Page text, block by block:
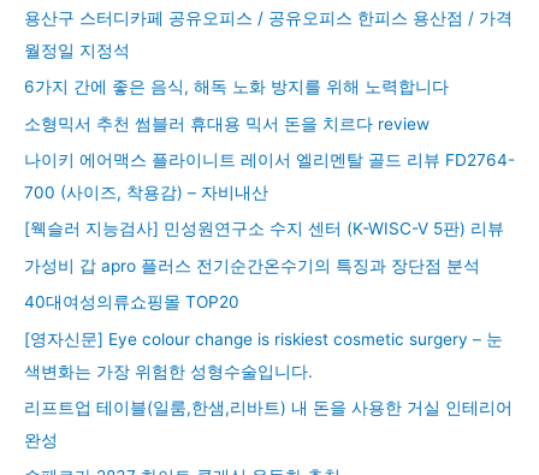
용산구 스터디카페 공유오피스 / 공유오피스 한피스 용산점 / 가격
월정일 지정석
6가지 간에 좋은 음식, 해독 노화 방지를 위해 노력합니다
소형믹서 추천 썸블러 휴대용 믹서 돈을 치르다 review
나이키 에어맥스 플라이니트 레이서 엘리멘탈 골드 리뷰 FD2764-
700 (사이즈, 착용감) – 자비내산
[웩슬러 지능검사] 민성원연구소 수지 센터 (K-WISC-V 5판) 리뷰
가성비 갑 apro 플러스 전기순간온수기의 특징과 장단점 분석
40대여성의류쇼핑몰 TOP20
[영자신문] Eye colour change is riskiest cosmetic surgery – 눈
색변화는 가장 위험한 성형수술입니다.
리프트업 테이블(일룸,한샘,리바트) 내 돈을 사용한 거실 인테리어
완성